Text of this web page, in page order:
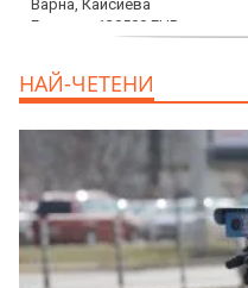
НАЙ-ЧЕТЕНИ